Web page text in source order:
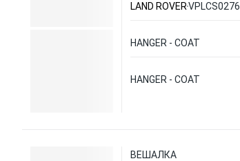
LAND ROVERVPLCS0276
HANGER - COAT
HANGER - COAT
ВЕШАЛКА